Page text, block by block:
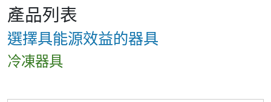
產品列表
選擇具能源效益的器具
冷凍器具